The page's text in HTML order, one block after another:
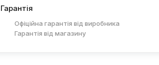
Гарантія
Офіційна гарантія від виробника
Гарантія від магазину